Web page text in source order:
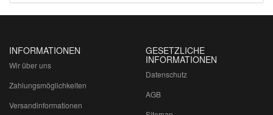
INFORMATIONEN
Wir über uns
Zahlungsmöglichkeiten
Versandinformationen
GESETZLICHE
INFORMATIONEN
Datenschutz
AGB